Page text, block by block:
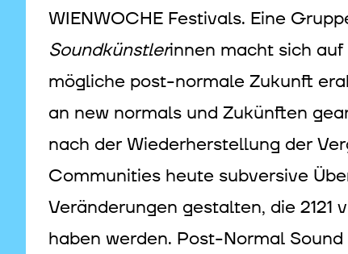
WIENWOCHE Festivals. Eine
Soundkünstlerinnen macht sich
mögliche post-normale Zukunft
an new normals und Zukünften
nach der Wiederherstellung der
Communities heute subversive
Veränderungen gestalten, die
haben werden. Post-Normal